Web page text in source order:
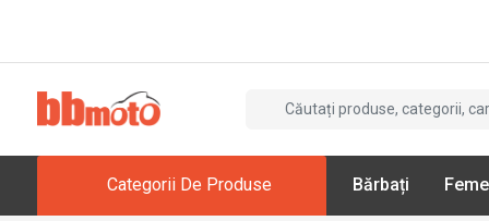
Categorii De Produse Bărbați